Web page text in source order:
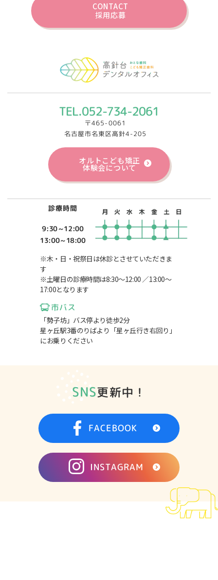
CONTACT
採用応募
TEL.052-734-2061
〒465-0061
名古屋市名東区高針4-205
オルトこども矯正
体験会について
診療時間
9:30～12:00
13:00～18:00
※木・日・祝祭日は休診とさせていただきま
す
※土曜日の診療時間は8:30～12:00 ／13:00～
17:00となります
市バス
「勢子坊」バス停より徒歩2分
星ヶ丘駅3番のりばより「星ヶ丘行き右回り」
にお乗りください
SNS更新中！
FACEBOOK
INSTAGRAM